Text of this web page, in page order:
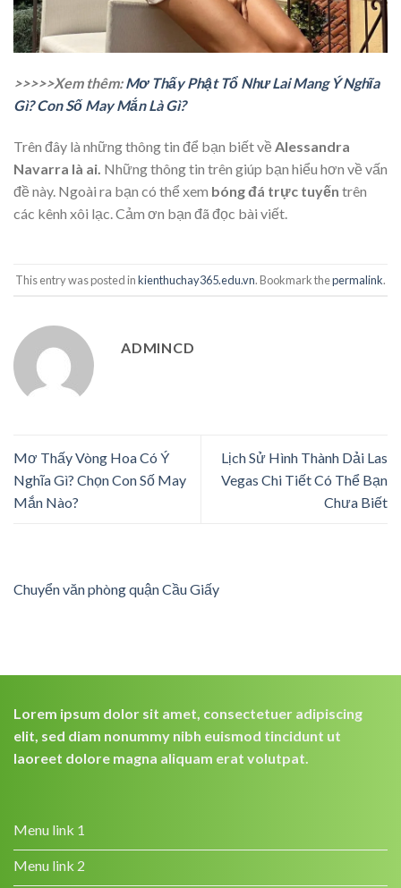
>>>>>Xem thêm:Mơ Thấy Phật Tổ Như Lai Mang Ý Nghĩa
Gì? Con Số May Mắn Là Gì?
Trên đây là những thông tin để bạn biết về Alessandra
Navarra là ai. Những thông tin trên giúp bạn hiểu hơn về vấn
đề này. Ngoài ra bạn có thể xem bóng đá trực tuyến trên
các kênh xôi lạc. Cảm ơn bạn đã đọc bài viết.
This entry was posted inkienthuchay365.edu.vn. Bookmark thepermalink.
ADMINCD
Mơ Thấy Vòng Hoa Có Ý
Nghĩa Gì? Chọn Con Số May
Mắn Nào?
Lịch Sử Hình Thành Dải Las
Vegas Chi Tiết Có Thể Bạn
Chưa Biết
Chuyển văn phòng quận Cầu Giấy
Lorem ipsum dolor sit amet, consectetuer adipiscing
elit, sed diam nonummy nibh euismod tincidunt ut
laoreet dolore magna aliquam erat volutpat.
Menu link 1
Menu link 2